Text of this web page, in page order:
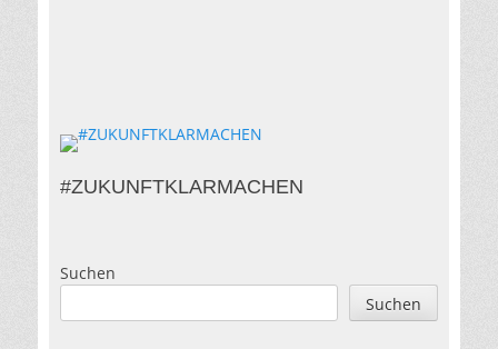
#ZUKUNFTKLARMACHEN
Suchen
Suchen